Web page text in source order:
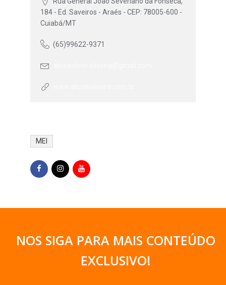
184 - Ed. Saveiros - Araés - CEP: 78005-600 -
Cuiabá/MT
(65)99622-9371
MEI
NOS SIGA PARA MAIS CONTEÚDO
EXCLUSIVO!